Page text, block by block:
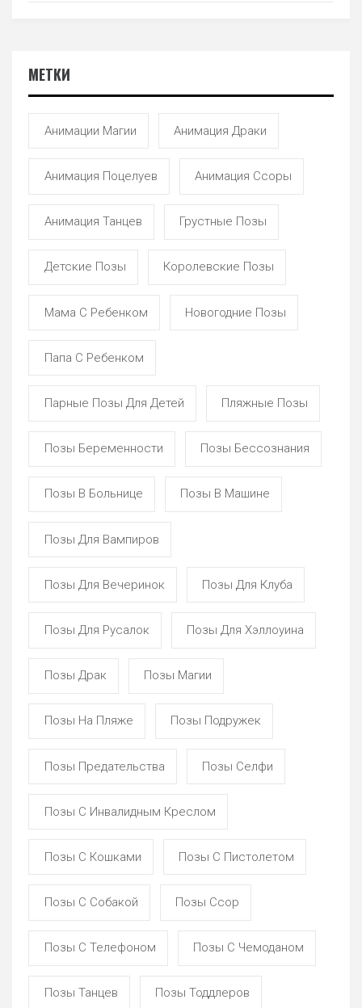
МЕТКИ
Анимации Магии Анимация Драки
Анимация Поцелуев Анимация Ссоры
Анимация Танцев Грустные Позы
Детские Позы Королевские Позы
Мама С Ребенком Новогодние Позы
Папа С Ребенком
Парные Позы Для Детей Пляжные Позы
Позы Беременности Позы Бессознания
Позы В Больнице Позы В Машине
Позы Для Вампиров
Позы Для Вечеринок Позы Для Клуба
Позы Для Русалок Позы Для Хэллоуина
Позы Драк Позы Магии
Позы На Пляже Позы Подружек
Позы Предательства Позы Селфи
Позы С Инвалидным Креслом
Позы С Кошками Позы С Пистолетом
Позы С Собакой Позы Ссор
Позы С Телефоном Позы С Чемоданом
Позы Танцев Позы Тоддлеров